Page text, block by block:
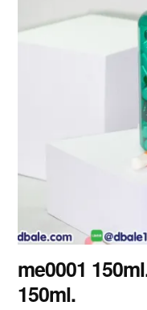
me0001
150ml.